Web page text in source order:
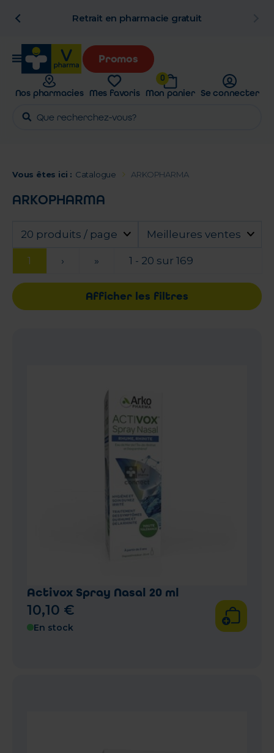
Retrait en pharmacie gratuit
Promos
Nos pharmacies Mes favoris
0
Mon panier Se connecter
Vous êtes ici : Catalogue ARKOPHARMA
ARKOPHARMA
20 produits / page Meilleures ventes
1 › » 1 - 20 sur 169
Afficher les filtres
Activox Spray Nasal 20 ml
10,10 €
En stock